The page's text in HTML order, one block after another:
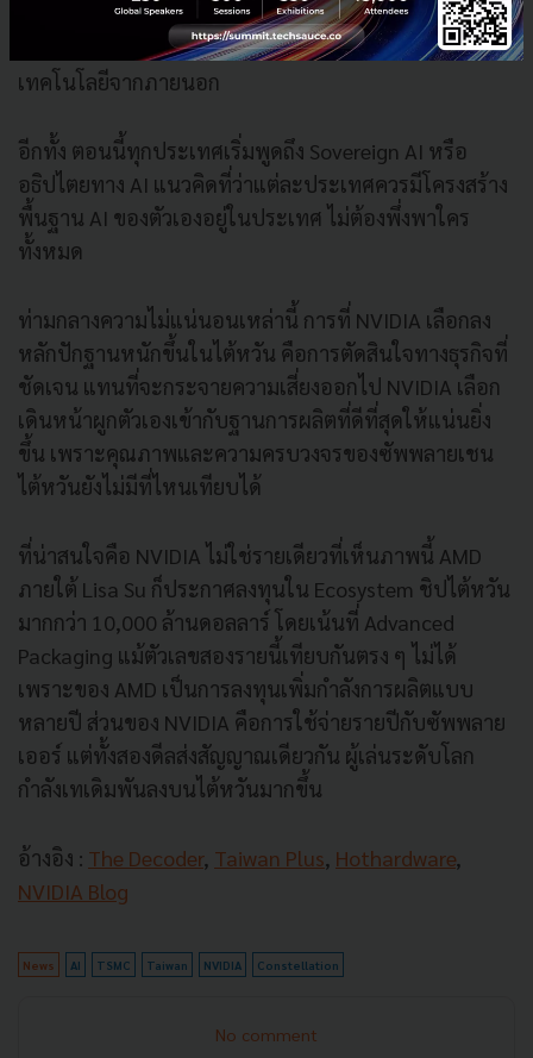
ทำให้ไต้หวันกลายเป็นทั้งทรัพย์สินและความเสี่ยงในเวลา
เดียวกัน ทั้งจากความพยายามดึงตัววิศวกรและการแย่งชิง
เทคโนโลยีจากภายนอก
อีกทั้ง ตอนนี้ทุกประเทศเริ่มพูดถึง Sovereign AI หรือ
อธิปไตยทาง AI แนวคิดที่ว่าแต่ละประเทศควรมีโครงสร้าง
พื้นฐาน AI ของตัวเองอยู่ในประเทศ ไม่ต้องพึ่งพาใคร
ทั้งหมด
ท่ามกลางความไม่แน่นอนเหล่านี้ การที่ NVIDIA เลือกลง
หลักปักฐานหนักขึ้นในไต้หวัน คือการตัดสินใจทางธุรกิจที่
ชัดเจน แทนที่จะกระจายความเสี่ยงออกไป NVIDIA เลือก
เดินหน้าผูกตัวเองเข้ากับฐานการผลิตที่ดีที่สุดให้แน่นยิ่ง
ขึ้น เพราะคุณภาพและความครบวงจรของซัพพลายเชน
ไต้หวันยังไม่มีที่ไหนเทียบได้
ที่น่าสนใจคือ NVIDIA ไม่ใช่รายเดียวที่เห็นภาพนี้ AMD
ภายใต้ Lisa Su ก็ประกาศลงทุนใน Ecosystem ชิปไต้หวัน
มากกว่า 10,000 ล้านดอลลาร์ โดยเน้นที่ Advanced
Packaging แม้ตัวเลขสองรายนี้เทียบกันตรง ๆ ไม่ได้
เพราะของ AMD เป็นการลงทุนเพิ่มกำลังการผลิตแบบ
หลายปี ส่วนของ NVIDIA คือการใช้จ่ายรายปีกับซัพพลาย
เออร์ แต่ทั้งสองดีลส่งสัญญาณเดียวกัน ผู้เล่นระดับโลก
กำลังเทเดิมพันลงบนไต้หวันมากขึ้น
อ้างอิง : The Decoder, Taiwan Plus, Hothardware,
NVIDIA Blog
News AI TSMC Taiwan NVIDIA Constellation
No comment